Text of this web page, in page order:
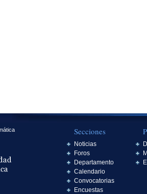
Secciones
Noticias
Foros
Departamento
Calendario
Convocatorias
Encuestas